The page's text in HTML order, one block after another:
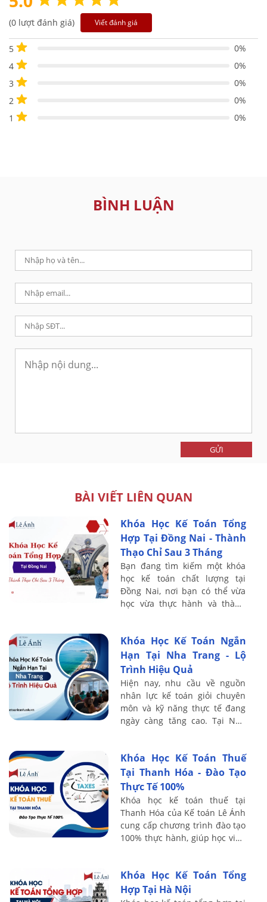
(0 lượt đánh giá) Viết đánh giá
5
0%
4
0%
3
0%
2
0%
1
0%
BÌNH LUẬN
GỬI
BÀI VIẾT LIÊN QUAN
Khóa Học Kế Toán Tổng
Hợp Tại Đồng Nai - Thành
Thạo Chỉ Sau 3 Tháng
Bạn đang tìm kiếm một khóa
học kế toán chất lượng tại
Đồng Nai, nơi bạn có thể vừa
học vừa thực hành và thành
đến chương ...
Khóa Học Kế Toán Ngắn
Hạn Tại Nha Trang - Lộ
Trình Hiệu Quả
Hiện nay, nhu cầu về nguồn
nhân lực kế toán giỏi chuyên
môn và kỹ năng thực tế đang
ngày càng tăng cao. Tại Nha
đang phát ...
Khóa Học Kế Toán Thuế
Tại Thanh Hóa - Đào Tạo
Thực Tế 100%
Khóa học kế toán thuế tại
Thanh Hóa của Kế toán Lê Ánh
cung cấp chương trình đào tạo
100% thực hành, giúp học viên
tình ...
Khóa Học Kế Toán Tổng
Hợp Tại Hà Nội